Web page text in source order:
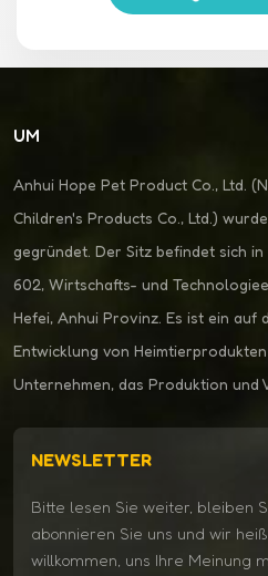
UM
Anhui Hope Pet Product Co., Ltd.
Children's Products Co., Ltd.)
gegründet. Der Sitz befindet sich
602, Wirtschafts- und
Hefei, Anhui Provinz. Es ist ein auf
Entwicklung von
Unternehmen, das Produktion und
NEWSLETTER
Bitte lesen Sie weiter, bleiben
abonnieren Sie uns und wir
willkommen, uns Ihre Meinung